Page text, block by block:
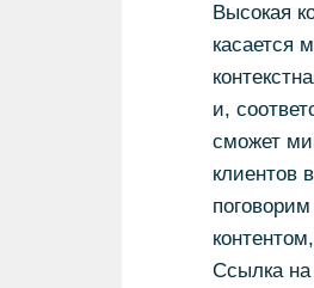
Высокая
касается
и,
сможет
клиентов
Ссылка